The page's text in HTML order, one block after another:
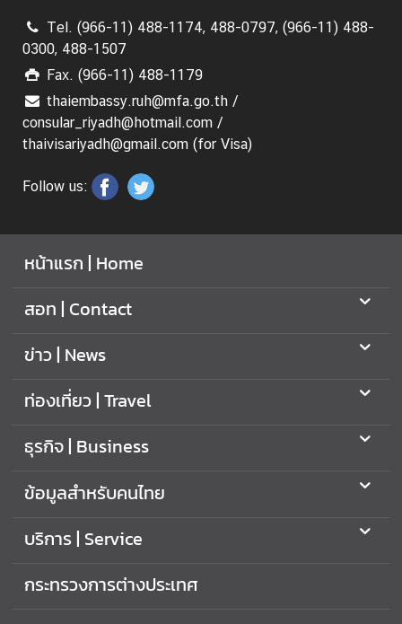
อ
ก
อั
ค
ร
ร
ช
อ
ท
ก
ร
ด
อ
Tel. (966-11) 488-1174, 488-0797, (966-11) 488-
0300, 488-1507
Fax. (966-11) 488-1179
thaiembassy.ruh@mfa.go.th /
consular_riyadh@hotmail.com /
thaivisariyadh@gmail.com (for Visa)
Follow us:
หน้าแรก | Home
สอท | Contact
ข่าว | News
ท่องเที่ยว | Travel
ธุรกิจ | Business
ข้อมูลสำหรับคนไทย
บริการ | Service
กระทรวงการต่างประเทศ